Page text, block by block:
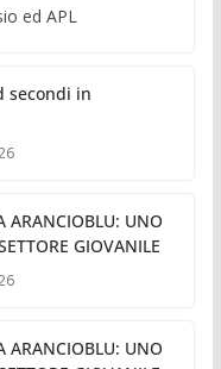
ed APL
secondi in
ARANCIOBLU: UNO
GIOVANILE
ARANCIOBLU: UNO